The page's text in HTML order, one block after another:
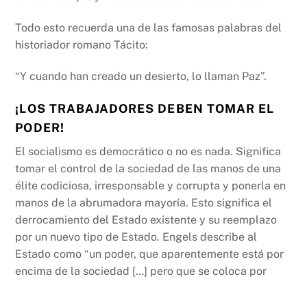
Todo esto recuerda una de las famosas palabras del
historiador romano Tácito:
“Y cuando han creado un desierto, lo llaman Paz”.
¡LOS TRABAJADORES DEBEN TOMAR EL
PODER!
El socialismo es democrático o no es nada. Significa
tomar el control de la sociedad de las manos de una
élite codiciosa, irresponsable y corrupta y ponerla en
manos de la abrumadora mayoría. Esto significa el
derrocamiento del Estado existente y su reemplazo
por un nuevo tipo de Estado. Engels describe al
Estado como “un poder, que aparentemente está por
encima de la sociedad […] pero que se coloca por